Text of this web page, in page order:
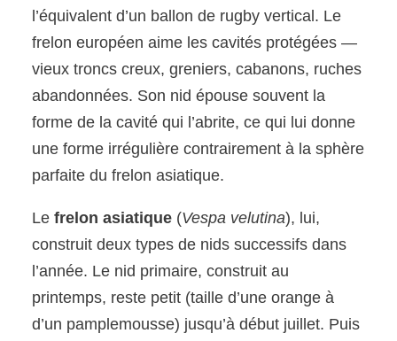
l’équivalent d’un ballon de rugby vertical. Le
frelon européen aime les cavités protégées —
vieux troncs creux, greniers, cabanons, ruches
abandonnées. Son nid épouse souvent la
forme de la cavité qui l’abrite, ce qui lui donne
une forme irrégulière contrairement à la sphère
parfaite du frelon asiatique.
Le frelon asiatique(Vespa velutina), lui,
construit deux types de nids successifs dans
l’année. Le nid primaire, construit au
printemps, reste petit (taille d’une orange à
d’un pamplemousse) jusqu’à début juillet. Puis